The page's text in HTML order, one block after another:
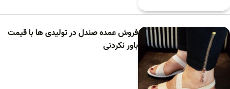
فروش عمده صندل در تولیدی ها با قیمت
باور نکردنی